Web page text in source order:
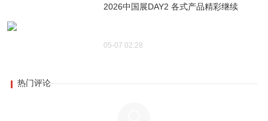
2026中国展DAY2 各式产品精彩继续
05-07 02:28
热门评论